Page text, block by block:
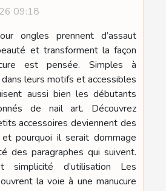
09:18
ongles prennent d’assaut
et transforment la façon
est pensée. Simples à
leurs motifs et accessibles
aussi bien les débutants
de nail art. Découvrez
accessoires deviennent des
et pourquoi il serait dommage
des paragraphes qui suivent.
simplicité d’utilisation Les
la voie à une manucure